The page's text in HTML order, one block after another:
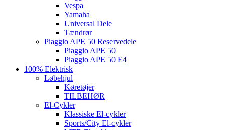
Vespa
Yamaha
Universal Dele
Tændrør
Piaggio APE 50 Reservedele
Piaggio APE 50
Piaggio APE 50 E4
100% Elektrisk
Løbehjul
Køretøjer
TILBEHØR
El-Cykler
Klassiske El-cykler
Sports/City El-cykler